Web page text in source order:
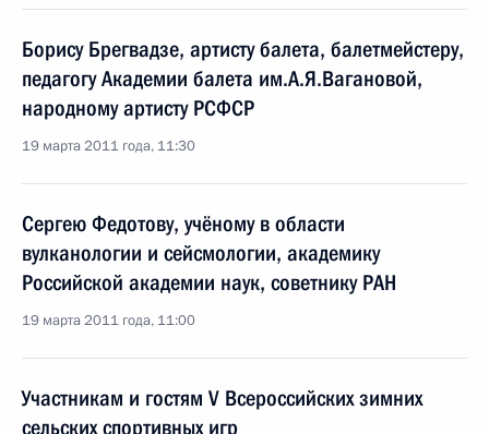
Борису Брегвадзе, артисту балета, балетмейстеру,
педагогу Академии балета им.А.Я.Вагановой,
народному артисту РСФСР
19 марта 2011 года, 11:30
Сергею Федотову, учёному в области
вулканологии и сейсмологии, академику
Российской академии наук, советнику РАН
19 марта 2011 года, 11:00
Участникам и гостям V Всероссийских зимних
сельских спортивных игр